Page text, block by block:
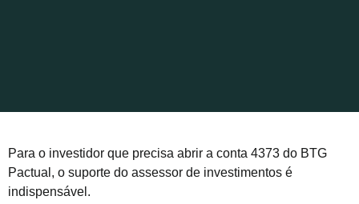
Para o investidor que precisa abrir a conta 4373 do BTG
Pactual, o suporte do assessor de investimentos é
indispensável.